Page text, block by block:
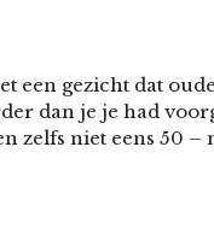
een gezicht dat
dan je je had
zelfs niet eens 50 –